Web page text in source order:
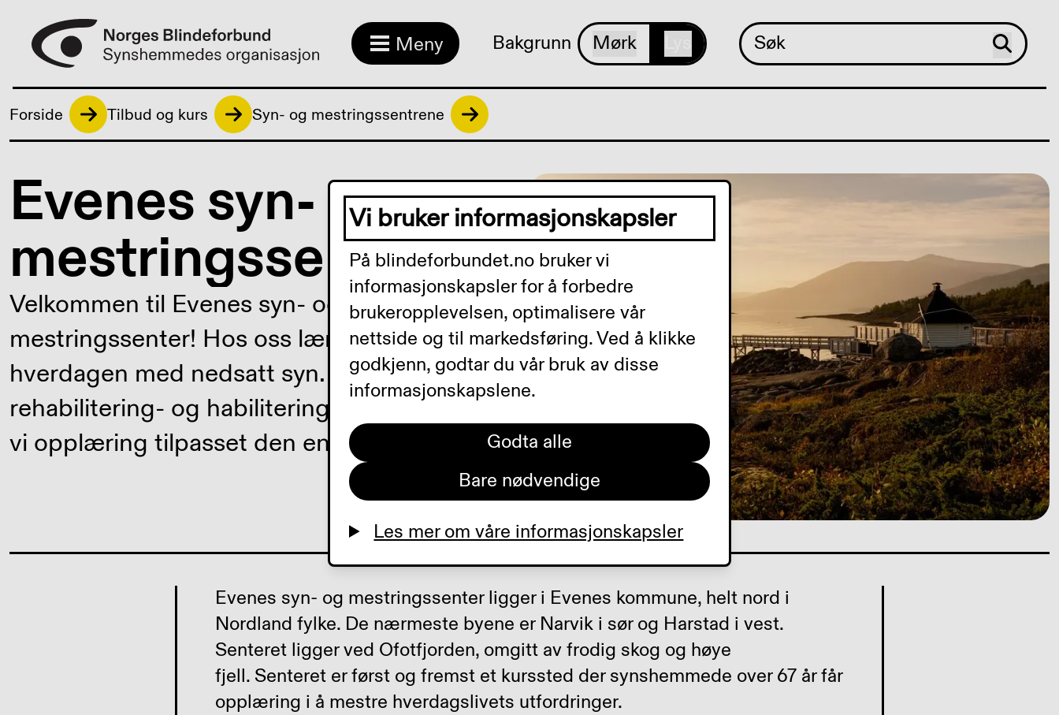
Meny Bakgrunn Mørk
Forside Tilbud og kurs Syn- og mestringssentrene
Evenes syn- og
mestringssenter
Velkommen til Evenes syn- og
mestringssenter! Hos oss lærer du å mestre
hverdagen med nedsatt syn. Gjennom
rehabilitering- og habiliteringskursene våre gir
vi opplæring tilpasset den enkelte.
Evenes syn- og mestringssenter ligger i Evenes kommune, helt nord i
Nordland fylke. De nærmeste byene er Narvik i sør og Harstad i vest.
Senteret ligger ved Ofotfjorden, omgitt av frodig skog og høye
fjell. Senteret er først og fremst et kurssted der synshemmede over 67 år får
opplæring i å mestre hverdagslivets utfordringer.
Vi bruker informasjonskapsler
På blindeforbundet.no bruker vi
informasjonskapsler for å forbedre
brukeropplevelsen, optimalisere vår
nettside og til markedsføring. Ved å klikke
godkjenn, godtar du vår bruk av disse
informasjonskapslene.
Godta alle
Bare nødvendige
Les mer om våre informasjonskapsler